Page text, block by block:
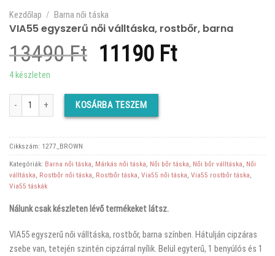
Kezdőlap / Barna női táska
VIA55 egyszerű női válltáska, rostbőr, barna
13490Ft Original
was:
13490 Ft.
11190 FtCurrent
4 készleten
VIA55 egyszerű női válltáska, rostbőr, barna mennyiség
KOSÁRBA TESZEM
Cikkszám: 1277_BROWN
Kategóriák: Barna női táska, Márkás női táska, Női bőr táska, Női bőr válltáska, Női
válltáska, Rostbőr női táska, Rostbőr táska, Via55 női táska, Via55 rostbőr táska,
Via55 táskák
Nálunk csak készleten lévő termékeket látsz.
VIA55 egyszerű női válltáska, rostbőr, barna színben. Hátulján cipzáras
zsebe van, tetején szintén cipzárral nyílik. Belül egyterű, 1 benyúlós és 1